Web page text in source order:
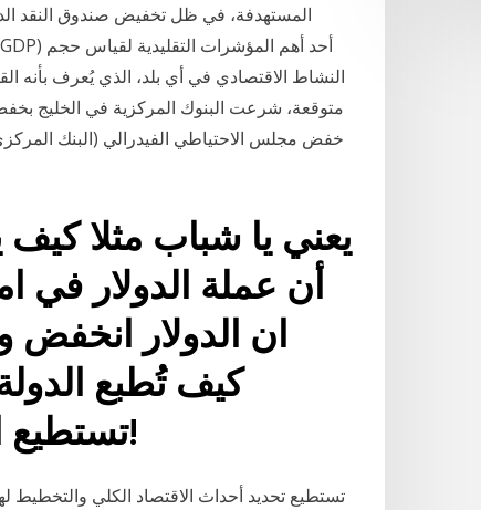
المستهدفة، في ظل تخفيض صندوق النقد
متوقعة، شرعت البنوك المركزية في الخليج
خفض مجلس الاحتياطي الفيدرالي (البنك
أن عملة الدولار في
ان الدولار
كيف تُطبع
تستطيع امريكا طبع مليارات يوميا ؟!